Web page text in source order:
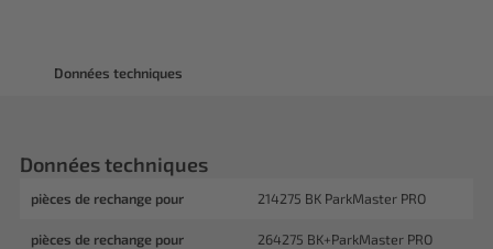
Données techniques
Données techniques
pièces de rechange pour 214275 BK ParkMaster PRO
pièces de rechange pour 264275 BK+ParkMaster PRO